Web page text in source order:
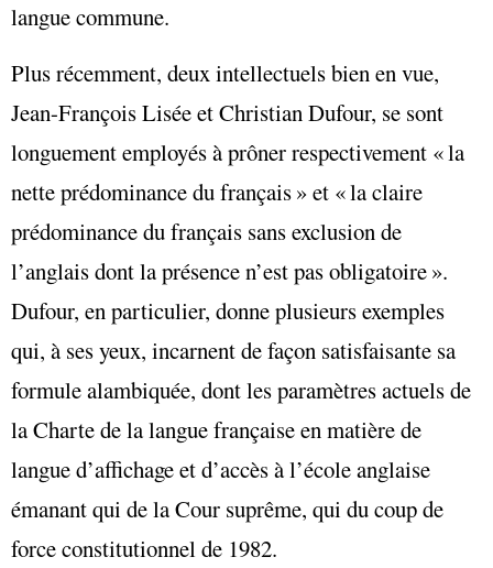
langue commune.
Plus récemment, deux intellectuels bien en vue,
Jean-François Lisée et Christian Dufour, se sont
longuement employés à prôner respectivement « la
nette prédominance du français » et « la claire
prédominance du français sans exclusion de
l’anglais dont la présence n’est pas obligatoire ».
Dufour, en particulier, donne plusieurs exemples
qui, à ses yeux, incarnent de façon satisfaisante sa
formule alambiquée, dont les paramètres actuels de
la Charte de la langue française en matière de
langue d’affichage et d’accès à l’école anglaise
émanant qui de la Cour suprême, qui du coup de
force constitutionnel de 1982.